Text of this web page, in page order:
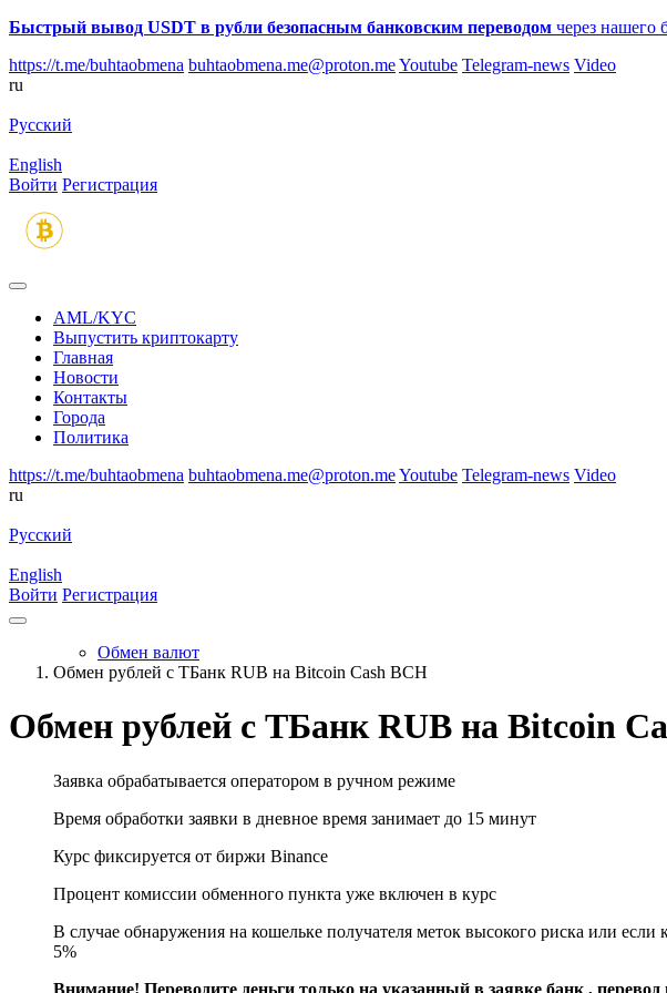
Быстрый вывод USDT в рубли безопасным банковским переводом через нашего
https://t.me/buhtaobmena buhtaobmena.me@proton.meYoutube Telegram-news Video
ru
Русский
English
Войти Регистрация
AML/KYC
Выпустить криптокарту
Главная
Новости
Контакты
Города
Политика
https://t.me/buhtaobmena buhtaobmena.me@proton.meYoutube Telegram-news Video
ru
Русский
English
Войти Регистрация
Обмен валют
Обмен рублей с ТБанк RUB на Bitcoin Cash BCH
Обмен рублей с ТБанк RUB на Bitcoin
Заявка обрабатывается оператором в ручном режиме
Время обработки заявки в дневное время занимает до 15 минут
Курс фиксируется от биржи Binance
Процент комиссии обменного пункта уже включен в курс
В случае обнаружения на кошельке получателя меток высокого риска или
5%
Внимание! Переводите деньги только на указанный в заявке банк , перевод